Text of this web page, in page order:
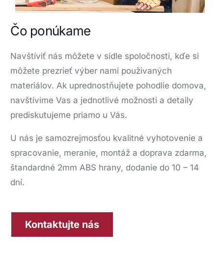
Čo ponúkame
Navštíviť nás môžete v sídle spoločnosti, kďe si
môžete prezrieť výber nami použivaných
materiálov. Ak uprednostňujete pohodlie domova,
navštívime Vas a jednotlivé možnosti a detaily
prediskutujeme priamo u Vás.
U nás je samozrejmosťou kvalitné vyhotovenie a
spracovanie, meranie, montáž a doprava zdarma,
štandardné 2mm ABS hrany, dodanie do 10 – 14
dní.
Kontaktujte nás